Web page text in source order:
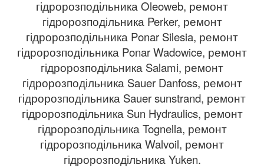
гідророзподільника Oleoweb, ремонт
гідророзподільника Perker, ремонт
гідророзподільника Ponar Silesia, ремонт
гідророзподільника Ponar Wadowice, ремонт
гідророзподільника Salami, ремонт
гідророзподільника Sauer Danfoss, ремонт
гідророзподільника Sauer sunstrand, ремонт
гідророзподільника Sun Hydraulics, ремонт
гідророзподільника Tognella, ремонт
гідророзподільника Walvoil, ремонт
гідророзподільника Yuken.